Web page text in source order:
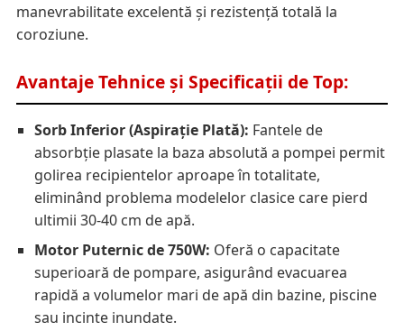
manevrabilitate excelentă și rezistență totală la
coroziune.
Avantaje Tehnice și Specificații de Top:
Sorb Inferior (Aspirație Plată): Fantele de
absorbție plasate la baza absolută a pompei permit
golirea recipientelor aproape în totalitate,
eliminând problema modelelor clasice care pierd
ultimii 30-40 cm de apă.
Motor Puternic de 750W: Oferă o capacitate
superioară de pompare, asigurând evacuarea
rapidă a volumelor mari de apă din bazine, piscine
sau incinte inundate.